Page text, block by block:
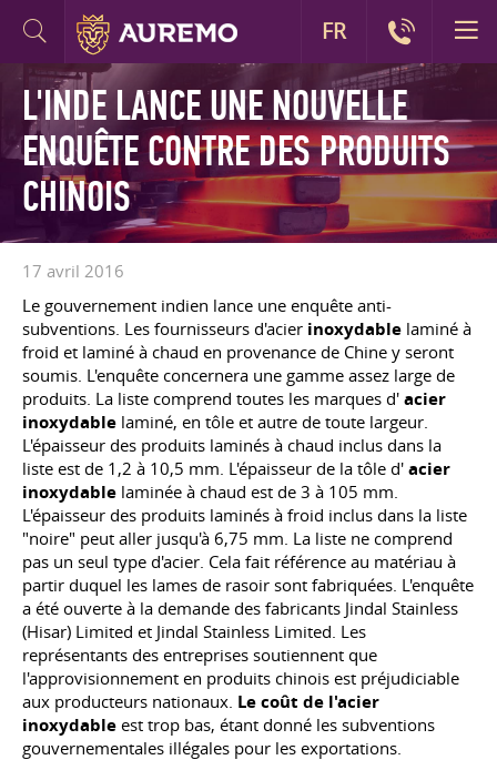
L'INDE LANCE UNE NOUVELLE
ENQUÊTE CONTRE DES PRODUITS
CHINOIS
17 avril 2016
Le gouvernement indien lance une enquête anti-
subventions. Les fournisseurs d'acier inoxydable laminé à
froid et laminé à chaud en provenance de Chine y seront
soumis. L'enquête concernera une gamme assez large de
produits. La liste comprend toutes les marques d' acier
inoxydable laminé, en tôle et autre de toute largeur.
L'épaisseur des produits laminés à chaud inclus dans la
liste est de 1,2 à 10,5 mm. L'épaisseur de la tôle d' acier
inoxydable laminée à chaud est de 3 à 105 mm.
L'épaisseur des produits laminés à froid inclus dans la liste
"noire" peut aller jusqu'à 6,75 mm. La liste ne comprend
pas un seul type d'acier. Cela fait référence au matériau à
partir duquel les lames de rasoir sont fabriquées. L'enquête
a été ouverte à la demande des fabricants Jindal Stainless
(Hisar) Limited et Jindal Stainless Limited. Les
représentants des entreprises soutiennent que
l'approvisionnement en produits chinois est préjudiciable
aux producteurs nationaux. Le coût de l'acier
inoxydable est trop bas, étant donné les subventions
gouvernementales illégales pour les exportations.
FR